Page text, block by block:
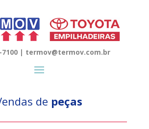
7100 | termov@termov.com.br
de peças